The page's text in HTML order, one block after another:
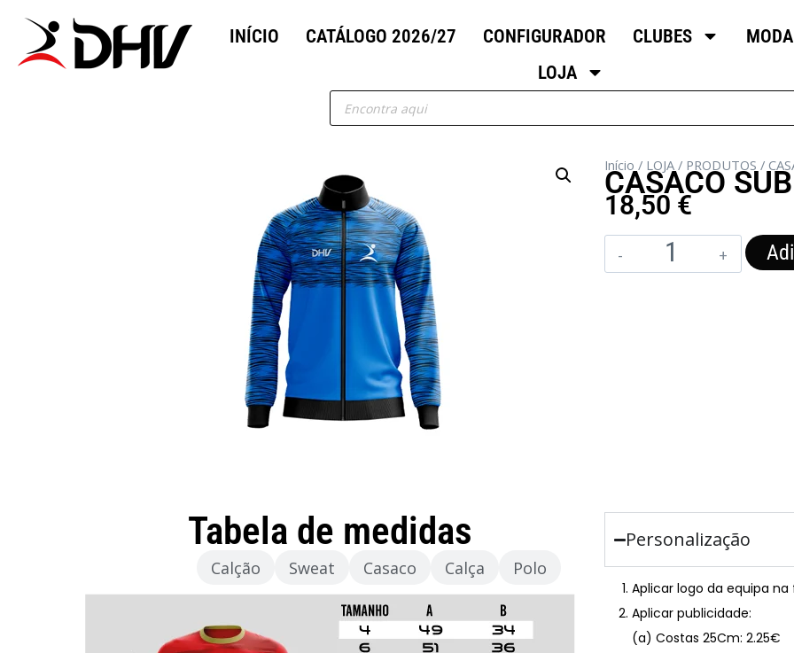
INÍCIO CATÁLOGO 2026/27 CONFIGURADOR CLUBES
LOJA
Início / LOJA / PRODUTOS /
CASACO
18,50 €
Tabela de medidas
Calção Sweat Casaco Calça Polo
Personalização
Aplicar logo da equipa na
Aplicar publicidade:
(a) Costas 25Cm: 2.25€